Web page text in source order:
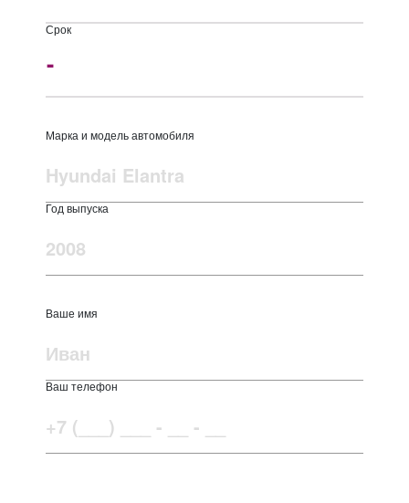
Срок
Марка и модель автомобиля
Год выпуска
Ваше имя
Ваш телефон